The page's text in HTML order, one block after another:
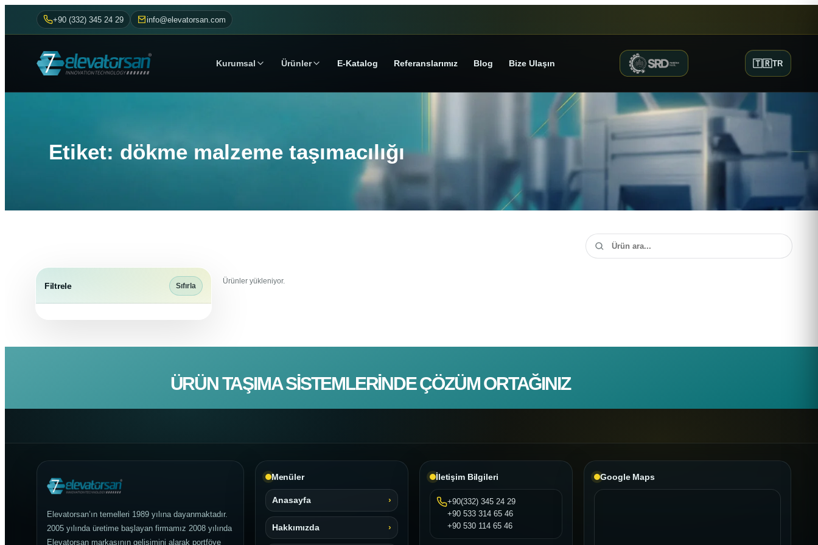
+90 (332) 345 24 29 info@elevatorsan.com
Kurumsal Ürünler E‑Katalog Referanslarımız Blog Bize Ulaşın 🇹🇷TR
Etiket: dökme malzeme taşımacılığı
Filtrele Sıfırla
Ürünler yükleniyor.
ÜRÜN TAŞIMA SISTEMLERINDE ÇÖZÜM ORTAĞINIZ
Elevatorsan’ın temelleri 1989 yılına dayanmaktadır.
2005 yılında üretime başlayan firmamız 2008 yılında
Elevatorsan markasının gelişimini alarak portföye
Menüler
Anasayfa
Hakkımızda
İletişim Bilgileri
+90(332) 345 24 29
+90 533 314 65 46
+90 530 114 65 46
Google Maps